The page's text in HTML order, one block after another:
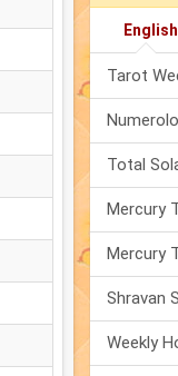
English